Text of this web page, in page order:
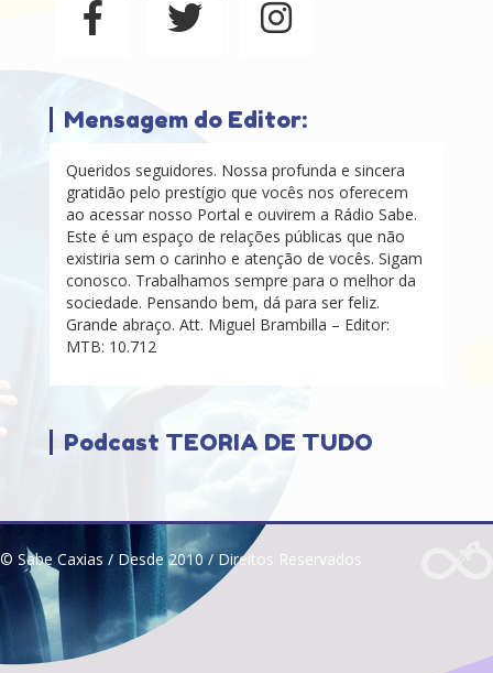
Mensagem do Editor:
Queridos seguidores. Nossa profunda e sincera
gratidão pelo prestígio que vocês nos oferecem
ao acessar nosso Portal e ouvirem a Rádio Sabe.
Este é um espaço de relações públicas que não
existiria sem o carinho e atenção de vocês. Sigam
conosco. Trabalhamos sempre para o melhor da
sociedade. Pensando bem, dá para ser feliz.
Grande abraço. Att. Miguel Brambilla – Editor:
MTB: 10.712
Podcast TEORIA DE TUDO
© Sabe Caxias / Desde 2010 / Direitos Reservados